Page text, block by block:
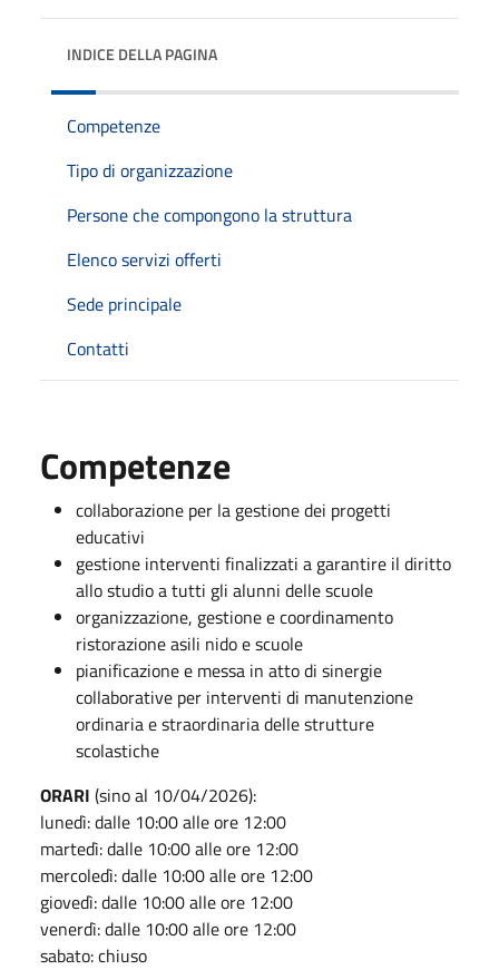
INDICE DELLA PAGINA
Competenze
Tipo di organizzazione
Persone che compongono la struttura
Elenco servizi offerti
Sede principale
Contatti
Competenze
collaborazione per la gestione dei progetti
educativi
gestione interventi finalizzati a garantire il diritto
allo studio a tutti gli alunni delle scuole
organizzazione, gestione e coordinamento
ristorazione asili nido e scuole
pianificazione e messa in atto di sinergie
collaborative per interventi di manutenzione
ordinaria e straordinaria delle strutture
scolastiche
ORARI (sino al 10/04/2026):
lunedì: dalle 10:00 alle ore 12:00
martedì: dalle 10:00 alle ore 12:00
mercoledì: dalle 10:00 alle ore 12:00
giovedì: dalle 10:00 alle ore 12:00
venerdì: dalle 10:00 alle ore 12:00
sabato: chiuso